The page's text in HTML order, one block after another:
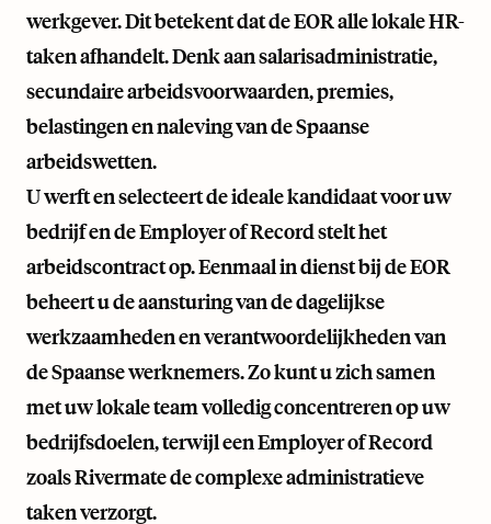
werkgever. Dit betekent dat de EOR alle lokale HR-
taken afhandelt. Denk aan salarisadministratie,
secundaire arbeidsvoorwaarden, premies,
belastingen en naleving van de Spaanse
arbeidswetten.
U werft en selecteert de ideale kandidaat voor uw
bedrijf en de Employer of Record stelt het
arbeidscontract op. Eenmaal in dienst bij de EOR
beheert u de aansturing van de dagelijkse
werkzaamheden en verantwoordelijkheden van
de Spaanse werknemers. Zo kunt u zich samen
met uw lokale team volledig concentreren op uw
bedrijfsdoelen, terwijl een Employer of Record
zoals Rivermate de complexe administratieve
taken verzorgt.